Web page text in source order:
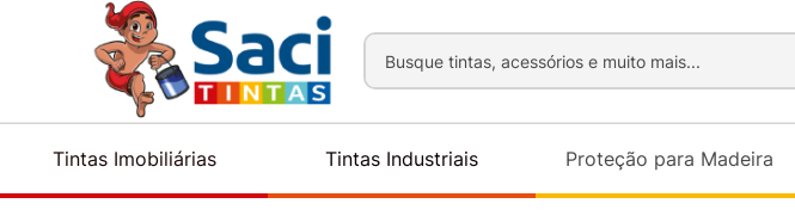
Busque tintas, acessórios e muito mais...
Tintas Imobiliárias Tintas Industriais Proteção para Madeira